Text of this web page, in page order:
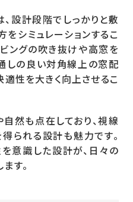
設計段階でしっかりと敷
シミュレーションするこ
ングの吹き抜けや高窓を
しの良い対角線上の窓配
性を大きく向上させるこ
然も点在しており、視線
られる設計も魅力です。
意識した設計が、日々の
す。